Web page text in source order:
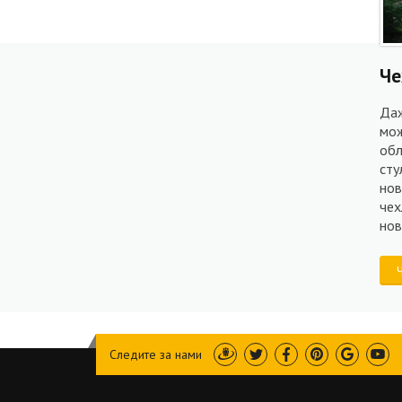
Следите за нами Draugiem
TwitterFacebookPinterest
Google